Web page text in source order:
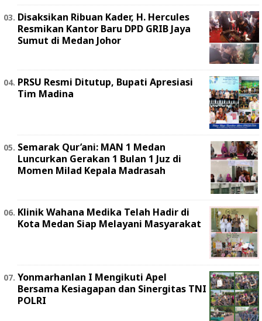
Disaksikan Ribuan Kader, H. Hercules
Resmikan Kantor Baru DPD GRIB Jaya
Sumut di Medan Johor
PRSU Resmi Ditutup, Bupati Apresiasi
Tim Madina
Semarak Qur’ani: MAN 1 Medan
Luncurkan Gerakan 1 Bulan 1 Juz di
Momen Milad Kepala Madrasah
Klinik Wahana Medika Telah Hadir di
Kota Medan Siap Melayani Masyarakat
Yonmarhanlan I Mengikuti Apel
Bersama Kesiagapan dan Sinergitas TNI
POLRI